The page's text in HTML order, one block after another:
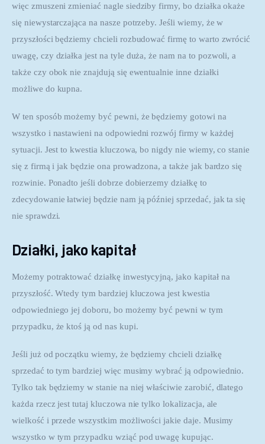
więc zmuszeni zmieniać nagle siedziby firmy, bo działka okaże
się niewystarczająca na nasze potrzeby. Jeśli wiemy, że w
przyszłości będziemy chcieli rozbudować firmę to warto zwrócić
uwagę, czy działka jest na tyle duża, że nam na to pozwoli, a
także czy obok nie znajdują się ewentualnie inne działki
możliwe do kupna.
W ten sposób możemy być pewni, że będziemy gotowi na
wszystko i nastawieni na odpowiedni rozwój firmy w każdej
sytuacji. Jest to kwestia kluczowa, bo nigdy nie wiemy, co stanie
się z firmą i jak będzie ona prowadzona, a także jak bardzo się
rozwinie. Ponadto jeśli dobrze dobierzemy działkę to
zdecydowanie łatwiej będzie nam ją później sprzedać, jak ta się
nie sprawdzi.
Działki, jako kapitał
Możemy potraktować działkę inwestycyjną, jako kapitał na
przyszłość. Wtedy tym bardziej kluczowa jest kwestia
odpowiedniego jej doboru, bo możemy być pewni w tym
przypadku, że ktoś ją od nas kupi.
Jeśli już od początku wiemy, że będziemy chcieli działkę
sprzedać to tym bardziej więc musimy wybrać ją odpowiednio.
Tylko tak będziemy w stanie na niej właściwie zarobić, dlatego
każda rzecz jest tutaj kluczowa nie tylko lokalizacja, ale
wielkość i przede wszystkim możliwości jakie daje. Musimy
wszystko w tym przypadku wziąć pod uwagę kupując.